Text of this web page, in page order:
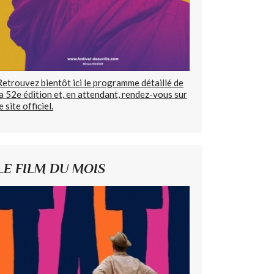
bientôt ici le programme détaillé de
52e édition et, en attendant, rendez-vous sur
site officiel.
FILM DU MOIS